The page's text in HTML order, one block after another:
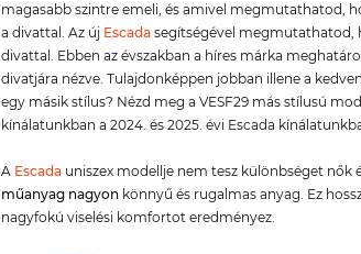
magasabb szintre emeli, és amivel megmutathatod,
a divattal. Az új Escada segítségével megmutathatod,
divattal. Ebben az évszakban a híres márka
divatjára nézve. Tulajdonképpen jobban illene a
egy másik stílus? Nézd meg a VESF29 más stílusú
kínálatunkban a 2024. és 2025. évi Escada
A Escada uniszex modellje nem tesz különbséget nők
műanyag nagyon könnyű és rugalmas anyag. Ez
nagyfokú viselési komfortot eredményez.